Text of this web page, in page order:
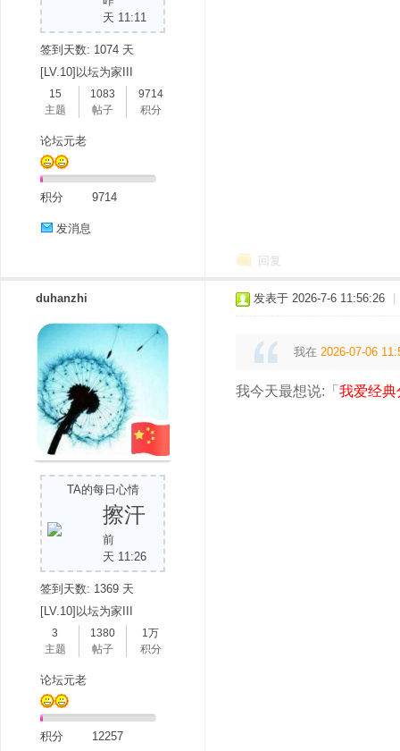
天 11:11
签到天数: 1074 天
[LV.10]以坛为家III
15
主题
1083
帖子
9714
积分
论坛元老
积分 9714
发消息
回复
duhanzhi
TA的每日心情
擦汗
前
天 11:26
签到天数: 1369 天
[LV.10]以坛为家III
3
主题
1380
帖子
1万
积分
论坛元老
积分 12257
发表于 2026-7-6 11:56:26
我在 2026-07-06
我今天最想说:「 我爱经典